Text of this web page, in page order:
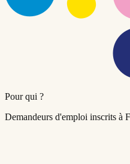
Pour qui ?
Demandeurs d'emploi inscrits à